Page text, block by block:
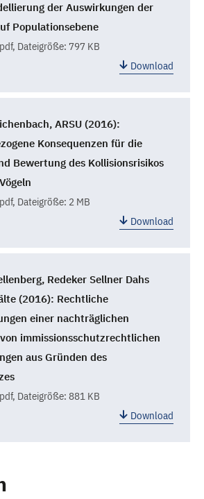
der Auswirkungen der
Populationsebene
pdf, Dateigröße: 797 KB
Download
ARSU (2016):
Konsequenzen für die
Bewertung des Kollisionsrisikos
pdf, Dateigröße: 2 MB
Download
Redeker Sellner Dahs
(2016): Rechtliche
einer nachträglichen
immissionsschutzrechtlichen
aus Gründen des
pdf, Dateigröße: 881 KB
Download